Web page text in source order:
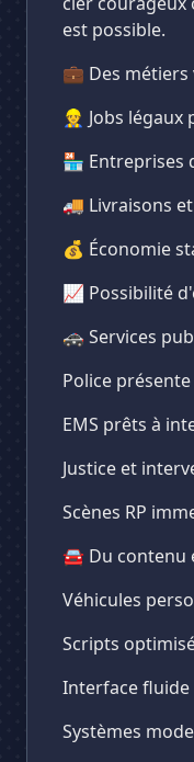
est possible.
💼 Des
👷 Jobs
🏪 Entreprises
🚚 Livraisons
💰 Économie
📈 Possibilité
🚓 Services
Police
EMS prêts à
Justice et
Scènes RP
🚘 Du contenu
Véhicules
Scripts
Interface fluide
Systèmes